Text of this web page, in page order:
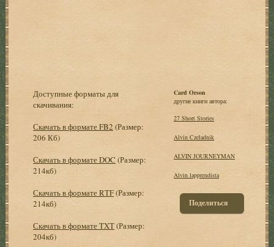
Доступные форматы для
скачивания:
Скачать в формате FB2 (Размер:
206 Кб)
Скачать в формате DOC (Размер:
214кб)
Скачать в формате RTF(Размер:
214кб)
Скачать в формате TXT(Размер:
204кб)
Card Orson
другие книги автора:
27 Short Stories
Alvin Czeladnik
ALVIN JOURNEYMAN
Alvin lapprendista
Поделиться